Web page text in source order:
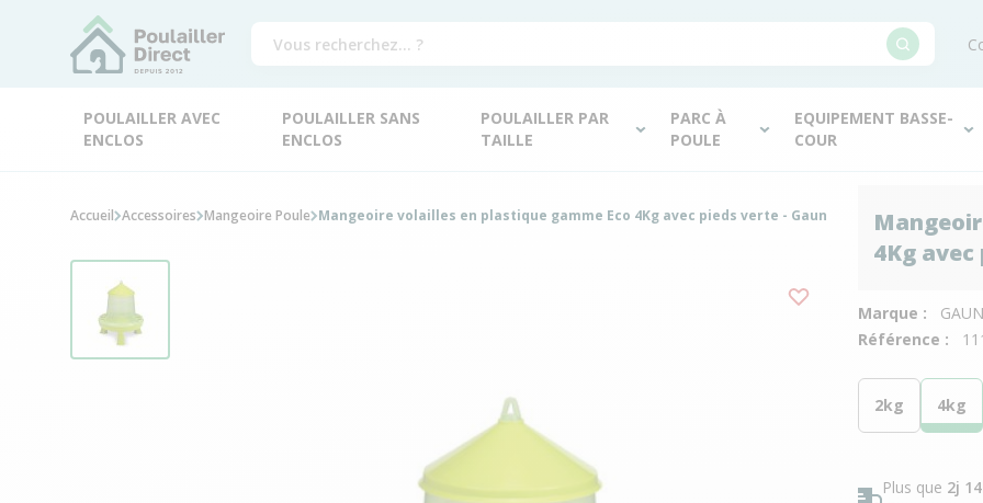
POULAILLER AVEC
ENCLOS
POULAILLER SANS
ENCLOS
POULAILLER PAR
TAILLE
PARC À
POULE
EQUIPEMENT BASSE-
COUR
4Kg
Marque :
GAUN
Référence :
2kg 4kg
Plus que 2j
Accueil Accessoires Mangeoire Poule Mangeoire volailles en plastique gamme Eco 4Kg avec pieds verte - Gaun